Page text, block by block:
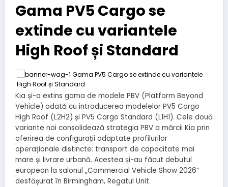
Gama PV5 Cargo se
extinde cu variantele
High Roof și Standard
Kia și-a extins gama de modele PBV (Platform Beyond
Vehicle) odată cu introducerea modelelor PV5 Cargo
High Roof (L2H2) și PV5 Cargo Standard (L1H1). Cele două
variante noi consolidează strategia PBV a mărcii Kia prin
oferirea de configurații adaptate profilurilor
operaționale distincte: transport de capacitate mai
mare și livrare urbană. Acestea și-au făcut debutul
european la salonul „Commercial Vehicle Show 2026”
desfășurat în Birmingham, Regatul Unit.